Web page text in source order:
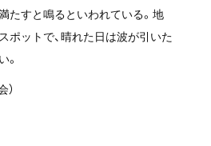
たすと鳴るといわれている。地
ポットで、晴れた日は波が引いた
。